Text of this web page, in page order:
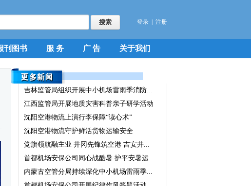
登录 注册
刊图书 服 务 广 告 关于我们
吉林监管局组织开展中小机场雷雨季消防...
江西监管局开展地质灾害科普亲子研学活动
沈阳空港物流上演行李保障“读心术”
沈阳空港物流守护鲜活货物运输安全
党旗领航融主业 井冈先锋筑空港 吉安井...
首都机场安保公司同心战酷暑 护平安暑运
内蒙古空管分局持续深化中小机场雷雨季...